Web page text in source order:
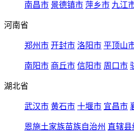
南昌市 景德镇市 萍乡市 九江
河南省
郑州市 开封市 洛阳市 平顶山
南阳市 商丘市 信阳市 周口市
湖北省
武汉市 黄石市 十堰市 宜昌市
恩施土家族苗族自治州 直辖县